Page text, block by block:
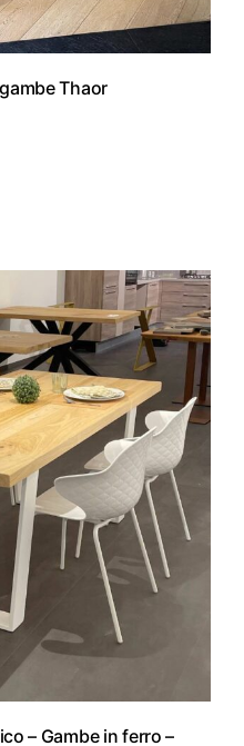
Thaor
– Gambe in ferro –